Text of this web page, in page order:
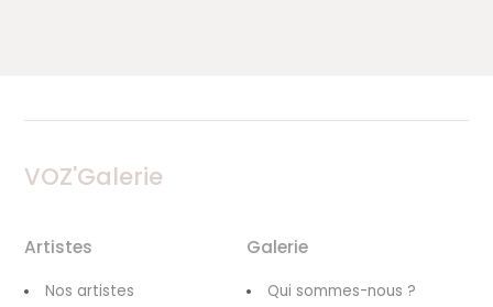
VOZ'Galerie
Artistes
Nos artistes
Galerie
Qui sommes-nous ?